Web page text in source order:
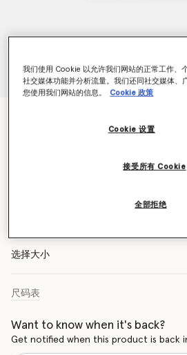
选择大小
尺码表
Want to know when it's back?
Get notified when this product is back
我们使用 Cookie 以允许我们网站的正常工作、
社交媒体功能并分析流量。我们还同社交媒体、
您使用我们网站的信息。
Cookie 政策
Cookie 设置
全部拒绝
接受所有 Cookie